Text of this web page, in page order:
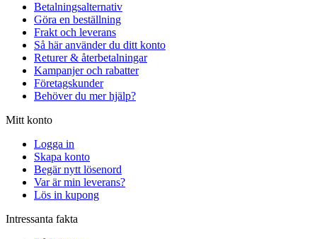
Betalningsalternativ
Göra en beställning
Frakt och leverans
Så här använder du ditt konto
Returer & återbetalningar
Kampanjer och rabatter
Företagskunder
Behöver du mer hjälp?
Mitt konto
Logga in
Skapa konto
Begär nytt lösenord
Var är min leverans?
Lös in kupong
Intressanta fakta